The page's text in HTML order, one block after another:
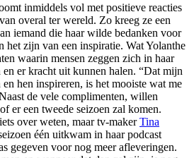
inmiddels vol met positieve reacties
overal ter wereld. Zo kreeg ze een
iemand die haar wilde bedanken voor
het zijn van een inspiratie. Wat Yolanthe
waarin mensen zeggen zich in haar
er kracht uit kunnen halen. “Dat mijn
hen inspireren, is het mooiste wat me
de vele complimenten, willen
er een tweede seizoen zal komen.
over weten, maar tv-makerTina
één uitkwam in haar podcast
gegeven voor nog meer afleveringen.